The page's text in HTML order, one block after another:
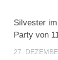
Silvester
Party von
27.